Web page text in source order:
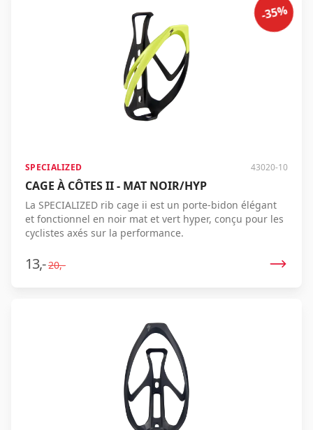
-35%
SPECIALIZED 43020-10
CAGE À CÔTES II - MAT NOIR/HYP
La SPECIALIZED rib cage ii est un porte-bidon élégant
et fonctionnel en noir mat et vert hyper, conçu pour les
cyclistes axés sur la performance.
13,- 20,-